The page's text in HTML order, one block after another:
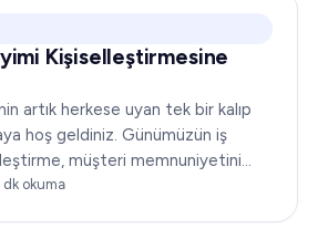
Kişiselleştirmesine
artık herkese uyan tek bir kalıp
hoş geldiniz. Günümüzün iş
müşteri memnuniyetini
Bu makale…
dk okuma